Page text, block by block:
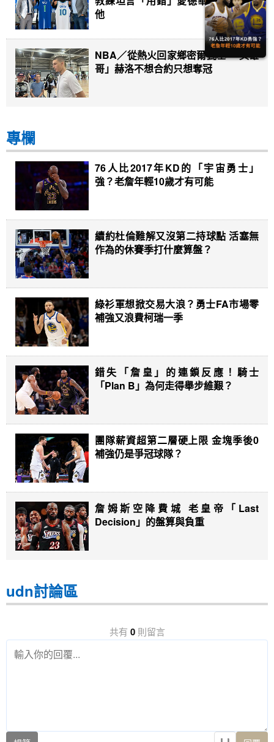
他
NBA／從熱火回家鄉密爾瓦基 「英雄
哥」赫洛不想合約只想奪冠
專欄
76人比2017年KD的「宇宙勇士」
強？老詹年輕10歲才有可能
續約杜倫難解又沒第二持球點 活塞無
作為的休賽季打什麼算盤？
綠衫軍想掀交易大浪？勇士FA市場零
補強又浪費柯瑞一季
錯失「詹皇」的連鎖反應！騎士
「Plan B」為何走得舉步維艱？
團隊薪資超第二層硬上限 金塊季後0
補強仍是爭冠球隊？
詹姆斯空降費城 老皇帝「Last
Decision」的盤算與負重
udn討論區
共有 0則留言